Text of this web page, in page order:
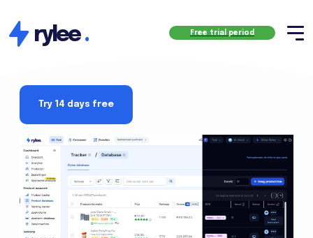
rylee. Free trial period
Try 14 days free